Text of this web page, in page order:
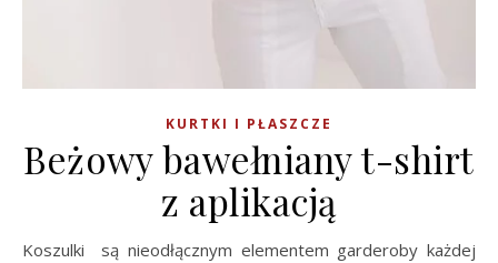
KURTKI I PŁASZCZE
Beżowy bawełniany t-shirt
z aplikacją
Koszulki są nieodłącznym elementem garderoby każdej